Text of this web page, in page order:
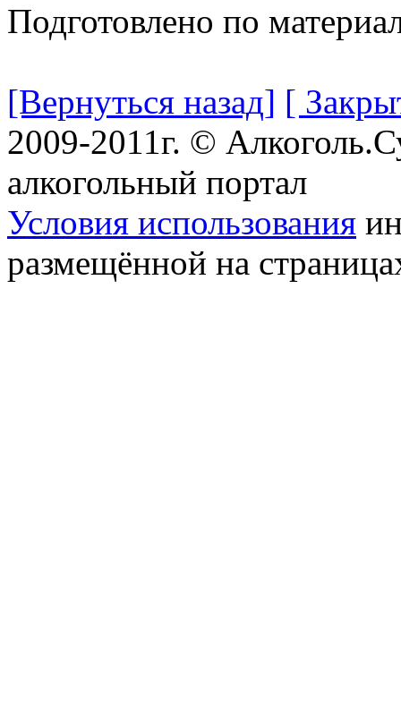
Подготовлено по
[Вернуться назад] [
2009-2011г. ©
алкогольный портал
Условия использования
размещённой на